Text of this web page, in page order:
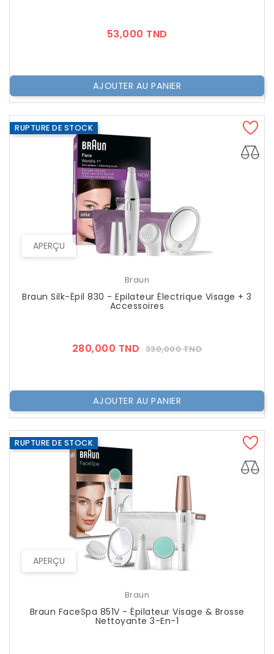
53,000 TND
AJOUTER AU PANIER
APERÇU
RUPTURE DE STOCK
Braun
Braun Silk-Épil 830 - Epilateur Électrique Visage + 3
Accessoires
280,000 TND Prix
330,000 TNDPrix
AJOUTER AU PANIER
APERÇU
RUPTURE DE STOCK
Braun
Braun FaceSpa 851V - Épilateur Visage & Brosse
Nettoyante 3-En-1